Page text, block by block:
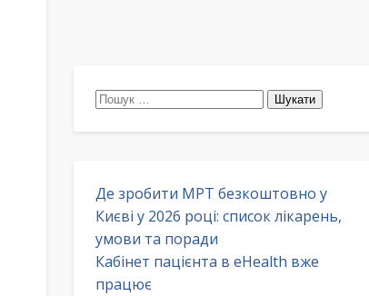
Пошук:
Де зробити МРТ безкоштовно у
Києві у 2026 році: список лікарень,
умови та поради
Кабінет пацієнта в eHealth вже
працює